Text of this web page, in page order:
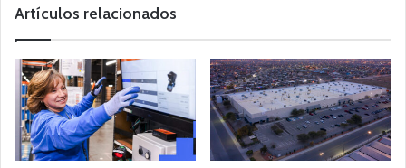
Artículos relacionados